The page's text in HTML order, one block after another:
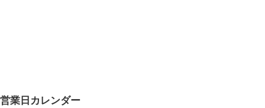
営業日カレンダー